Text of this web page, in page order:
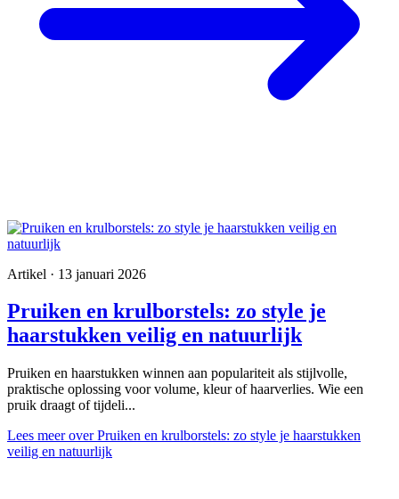
Artikel · 13 januari 2026
Pruiken en krulborstels: zo style je
haarstukken veilig en natuurlijk
Pruiken en haarstukken winnen aan populariteit als stijlvolle,
praktische oplossing voor volume, kleur of haarverlies. Wie een
pruik draagt of tijdeli...
Lees meerover Pruiken en krulborstels: zo style je haarstukken
veilig en natuurlijk